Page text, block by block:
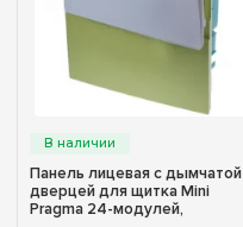
Дымчатая
Непрозрачная(1)
Дверца
Очистить выбор
Панель лицевая с дымчатой
дверцей для щитка Mini
Pragma 24-модулей,